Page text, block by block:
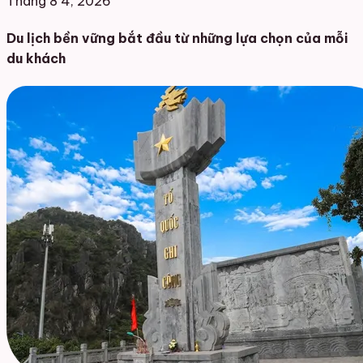
Du lịch bền vững bắt đầu từ những lựa chọn của mỗi
du khách